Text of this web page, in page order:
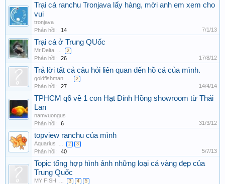
Trại cá ranchu Tronjava lấy hàng, mời anh em xem cho
vui
tronjava
Phản hồi:
14 7/1/13
Trại cá ở Trung QUốc
Mr.Delta 2
Phản hồi: 26 17/8/12
Trả lời tất cả câu hỏi liên quan đến hồ cá của mình.
goldfishman 2
Phản hồi: 27 14/4/14
TPHCM q6 về 1 con Hạt Đỉnh Hồng showroom từ Thái
Lan
namvuongus
Phản hồi:
6 31/3/12
topview ranchu của mình
Aquarius 2 3
Phản hồi: 40 5/7/13
Topic tổng hợp hình ảnh những loại cá vàng đẹp của
Trung Quốc
MY FISH 3 4 5